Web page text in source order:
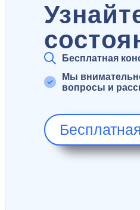
Бесплатная
Мы
вопросы и